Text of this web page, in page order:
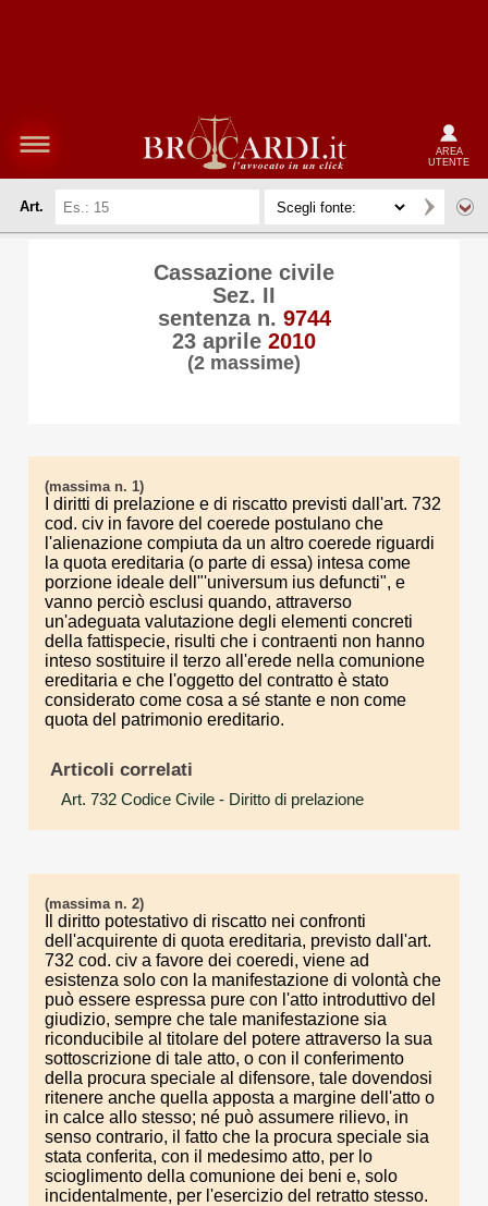
AREA
UTENTE
Art.
Cassazione civile
Sez. II
sentenza n. 9744
23 aprile 2010
(2 massime)
(massima n. 1)
I diritti di prelazione e di riscatto previsti dall'art. 732
cod. civ in favore del coerede postulano che
l'alienazione compiuta da un altro coerede riguardi
la quota ereditaria (o parte di essa) intesa come
porzione ideale dell"'universum ius defuncti", e
vanno perciò esclusi quando, attraverso
un'adeguata valutazione degli elementi concreti
della fattispecie, risulti che i contraenti non hanno
inteso sostituire il terzo all'erede nella comunione
ereditaria e che l'oggetto del contratto è stato
considerato come cosa a sé stante e non come
quota del patrimonio ereditario.
Articoli correlati
Art. 732 Codice Civile - Diritto di prelazione
(massima n. 2)
Il diritto potestativo di riscatto nei confronti
dell'acquirente di quota ereditaria, previsto dall'art.
732 cod. civ a favore dei coeredi, viene ad
esistenza solo con la manifestazione di volontà che
può essere espressa pure con l'atto introduttivo del
giudizio, sempre che tale manifestazione sia
riconducibile al titolare del potere attraverso la sua
sottoscrizione di tale atto, o con il conferimento
della procura speciale al difensore, tale dovendosi
ritenere anche quella apposta a margine dell'atto o
in calce allo stesso; né può assumere rilievo, in
senso contrario, il fatto che la procura speciale sia
stata conferita, con il medesimo atto, per lo
scioglimento della comunione dei beni e, solo
incidentalmente, per l'esercizio del retratto stesso.